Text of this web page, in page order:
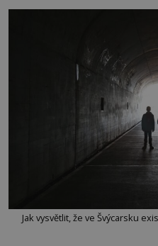
Jak vysvětlit, že ve Švýcarsku